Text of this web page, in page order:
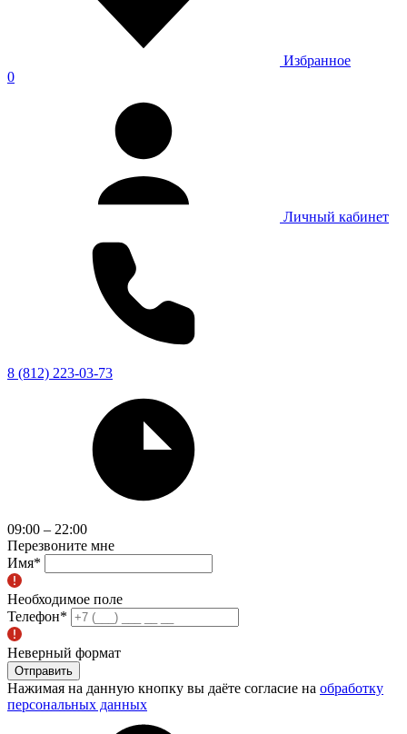
Избранное
0
Личный кабинет
8 (812) 223-03-73
09:00 – 22:00
Перезвоните мне
Имя*
Необходимое поле
Телефон*
Неверный формат
Отправить
Нажимая на данную кнопку вы даёте согласие на обработку
персональных данных